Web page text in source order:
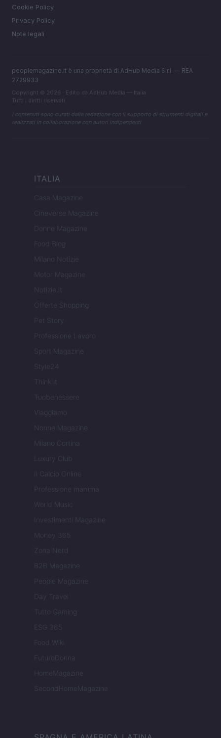
Cookie Policy
Privacy Policy
Note legali
peoplemagazine.it è una proprietà di AdHub Media S.r.l. — REA
2729933
Copyright © 2026 · Edito da AdHub Media — Italia
Tutti i diritti riservati
I contenuti sono curati dalla redazione con il supporto di strumenti digitali e
realizzati in collaborazione con autori indipendenti.
ITALIA
Casa Magazine
Cineverse Magazine
Donne Magazine
Food Blog
Milano Notizie
Motor Magazine
Notizie.it
Offerte Shopping
Pet Story
Professione Lavoro
Sport Magazine
Style24
Think.it
Tuobenessere
Viaggiamo
Nonne Magazine
Milano Cortina
Luxury Club
Il Calcio Online
Professione mamma
World Music
Investimenti Magazine
Money 365
Zona Nerd
B2B Magazine
People Magazine
Day Travel
Tutto Gaming
ESG 365
Food Wiki
FuturoDonna
HomeMagazine
SecondHomeMagazine